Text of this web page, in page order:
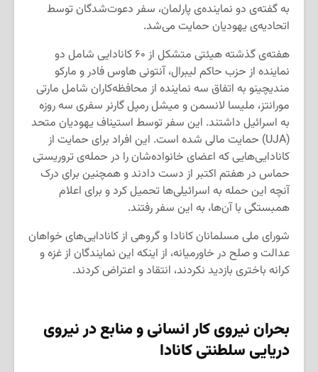
به گفته‌ی دو نماینده‌ی پارلمان، سفر دعوت‌شدگان توسط
اتحادیه‌ی یهودیان حمایت می‌شد.
هفته‌ی گذشته هیئتی متشکل از ۶۰ کانادایی شامل دو
نماینده از حزب حاکم لیبرال، آنتونی هاوس فادر و مارکو
مندیچینو به اتفاق سه نماینده از محافظه‌کاران شامل مارتی
مورانتز، ملیسا لانسمن و میشل رمپل گارنر سفری سه روزه
به اسرائیل داشتند. این سفر توسط استیناف یهودیان متحد
(UJA) حمایت مالی شده است. این افراد برای حمایت از
کانادایی‌هایی که اعضای خانواده‌شان را در حمله‌ی تروریستی
حماس در هفتم اکتبر از دست دادند و همچنین برای درک
آنچه این حمله به اسرائیلی‌ها تحمیل کرد و برای اعلام
همبستگی با آن‌ها، به این سفر رفتند.
شورای ملی مسلمانان کانادا و گروهی از کانادایی‌های خواهان
عدالت و صلح در خاورمیانه، از اینکه این نمایندگان از غزه و
کرانه باختری بازدید نکردند، انتقاد و اعتراض کردند.
بحران نیروی کار انسانی و منابع در نیروی
دریایی سلطنتی کانادا